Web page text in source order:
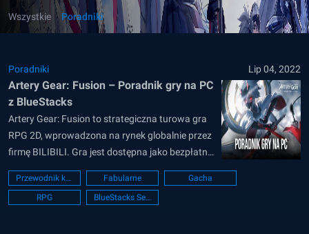
Wszystkie Poradniki
Poradniki Lip 04, 2022
Artery Gear: Fusion – Poradnik gry na PC
z BlueStacks
Artery Gear: Fusion to strategiczna turowa gra
RPG 2D, wprowadzona na rynek globalnie przez
firmę BILIBILI. Gra jest dostępna jako bezpłatna
aplikacja zarówno w Google Play Store, jak i iOS
App Store. W grze występuje wiele pięknych
postaci, które są połączone z robotami i
Przewodnik konfiguracji PC Fabularne
Gacha
RPG
BlueStacks Setup